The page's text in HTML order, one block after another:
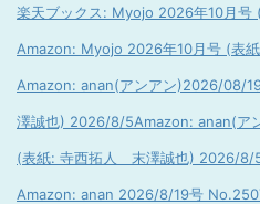
楽天ブックス: Myojo 2026年10月号
Amazon: Myojo 2026年10月号 (表
Amazon: anan(アンアン)2026/08/
澤誠也) 2026/8/5Amazon: anan(ア
(表紙: 寺西拓人 末澤誠也) 2026/8/
Amazon: anan 2026/8/19号